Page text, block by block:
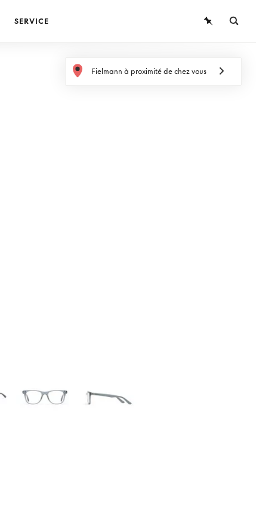
SERVICE
Fielmann à proximité de chez vous